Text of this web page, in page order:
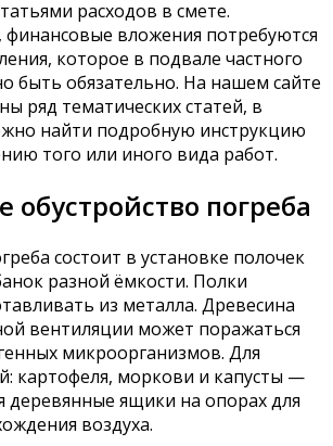
расходов в смете.
финансовые вложения потребуются
которое в подвале частного
быть обязательно. На нашем сайте
ряд тематических статей, в
найти подробную инструкцию
того или иного вида работ.
обустройство погреба
состоит в установке полочек
разной ёмкости. Полки
из металла. Древесина
вентиляции может поражаться
микроорганизмов. Для
картофеля, моркови и капусты —
деревянные ящики на опорах для
воздуха.